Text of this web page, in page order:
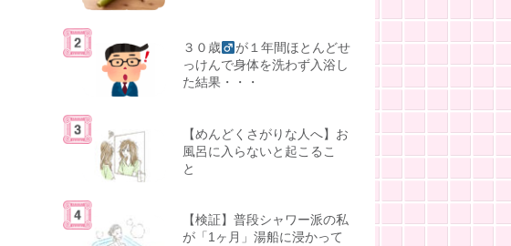
３０歳
が１年間ほとんどせ
っけんで身体を洗わず入浴し
た結果・・・
【めんどくさがりな人へ】お
風呂に入らないと起こるこ
と
【検証】普段シャワー派の私
が「1ヶ月」湯船に浸かって